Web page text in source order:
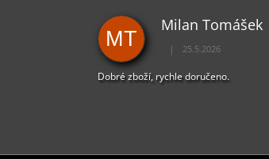
MT
Milan Tomášek
Hodnocení obchodu je
| 25.5.2026
Dobré zboží, rychle doručeno.